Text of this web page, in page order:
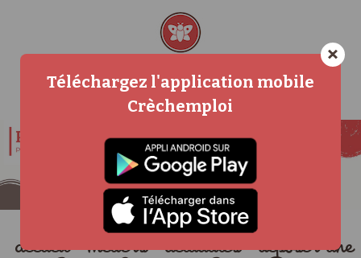
accueil métiers actualités
déposer une
×
Téléchargez l'application mobile
Crèchemploi